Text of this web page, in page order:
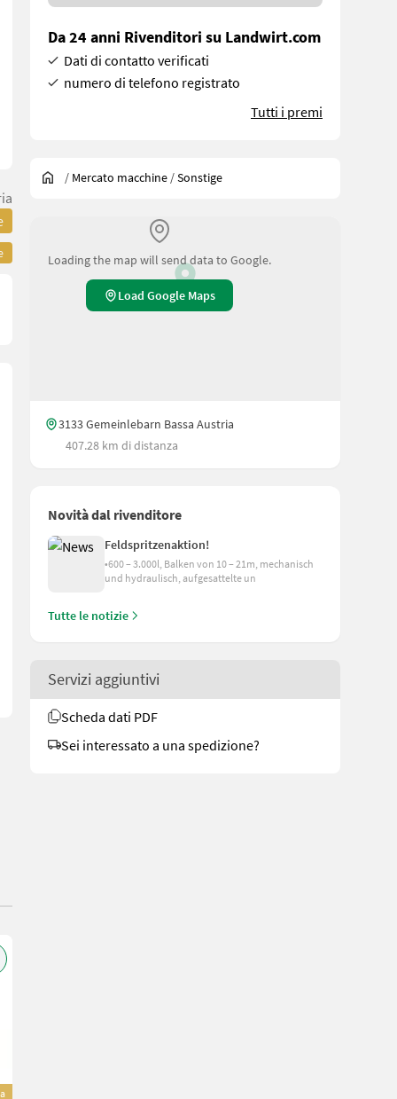
und Niro-Balken, mit Joystick (nur 1 Steuergerät am Traktor
Da 24 anni Rivenditori su Landwirt.com
Dati di contatto verificati
numero di telefono registrato
Tutti i premi
/ Mercato macchine /Sonstige
Loading the map will send data to Google.
Load Google Maps
3133 Gemeinlebarn Bassa Austria
407.28 km di distanza
Novità dal rivenditore
Feldspritzenaktion!
•600 – 3.000l, Balken von 10 – 21m, mechanisch
und hydraulisch, aufgesattelte un
Tutte le notizie
Servizi aggiuntivi
Scheda dati PDF
Sei interessato a una spedizione?